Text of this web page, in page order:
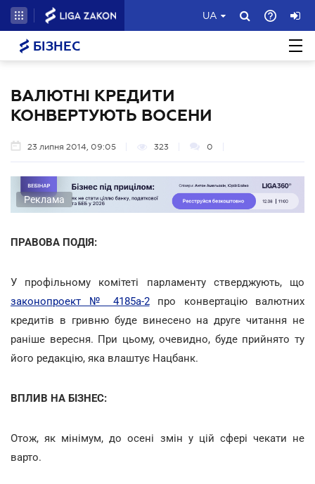
UA
БІЗНЕС
ВАЛЮТНІ КРЕДИТИ
КОНВЕРТУЮТЬ ВОСЕНИ
23 липня 2014, 09:05 323 0
Реклама
ПРАВОВА ПОДІЯ:
У профільному комітеті парламенту стверджують, що
законопроект № 4185а-2про конвертацію валютних
кредитів в гривню буде винесено на друге читання не
раніше вересня. При цьому, очевидно, буде прийнято ту
його редакцію, яка влаштує Нацбанк.
ВПЛИВ НА БІЗНЕС:
Отож, як мінімум, до осені змін у цій сфері чекати не
варто.